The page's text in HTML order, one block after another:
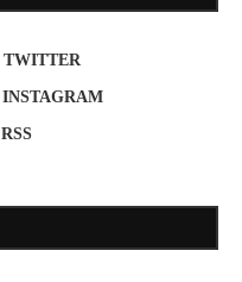
TWITTER
INSTAGRAM
RSS